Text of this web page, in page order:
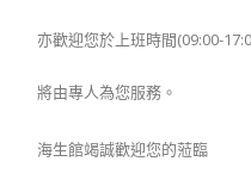
亦歡迎您於上班時間(09:00-
將由專人為您服務。
海生館竭誠歡迎您的蒞臨